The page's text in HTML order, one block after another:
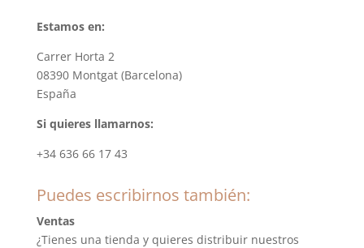
Estamos en:
Carrer Horta 2
08390 Montgat (Barcelona)
España
Si quieres llamarnos:
+34 636 66 17 43
Puedes escribirnos también:
Ventas
¿Tienes una tienda y quieres distribuir nuestros